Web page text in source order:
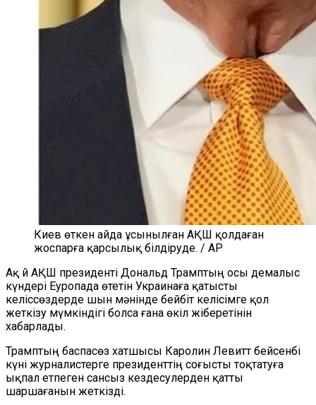
Киев өткен айда ұсынылған АҚШ қолдаған
жоспарға қарсылық білдіруде. / AP
Ақ Үй АҚШ президенті Дональд Трамптың осы демалыс
күндері Еуропада өтетін Украинаға қатысты
келіссөздерде шын мәнінде бейбіт келісімге қол
жеткізу мүмкіндігі болса ғана өкіл жіберетінін
хабарлады.
Трамптың баспасөз хатшысы Каролин Левитт бейсенбі
күні журналистерге президенттің соғысты тоқтатуға
ықпал етпеген сансыз кездесулерден қатты
шаршағанын жеткізді.